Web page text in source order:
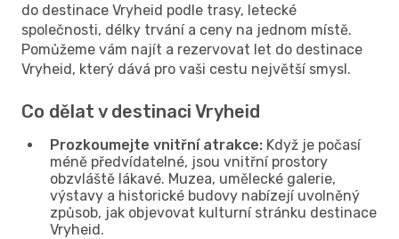
do destinace Vryheid podle trasy, letecké
společnosti, délky trvání a ceny na jednom místě.
Pomůžeme vám najít a rezervovat let do destinace
Vryheid, který dává pro vaši cestu největší smysl.
Co dělat v destinaci Vryheid
Prozkoumejte vnitřní atrakce: Když je počasí
méně předvídatelné, jsou vnitřní prostory
obzvláště lákavé. Muzea, umělecké galerie,
výstavy a historické budovy nabízejí uvolněný
způsob, jak objevovat kulturní stránku destinace
Vryheid.